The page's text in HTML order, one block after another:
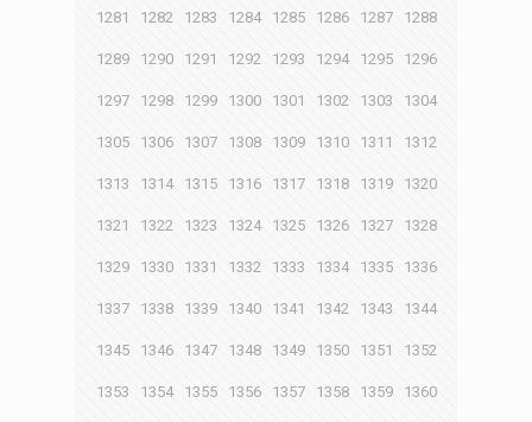
1281 1282 1283 1284 1285 1286 1287 1288
1289 1290 1291 1292 1293 1294 1295 1296
1297 1298 1299 1300 1301 1302 1303 1304
1305 1306 1307 1308 1309 1310 1311 1312
1313 1314 1315 1316 1317 1318 1319 1320
1321 1322 1323 1324 1325 1326 1327 1328
1329 1330 1331 1332 1333 1334 1335 1336
1337 1338 1339 1340 1341 1342 1343 1344
1345 1346 1347 1348 1349 1350 1351 1352
1353 1354 1355 1356 1357 1358 1359 1360